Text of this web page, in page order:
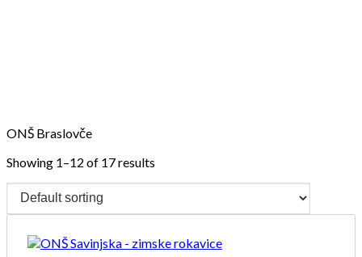
ONŠ Braslovče
Showing 1–12 of 17 results